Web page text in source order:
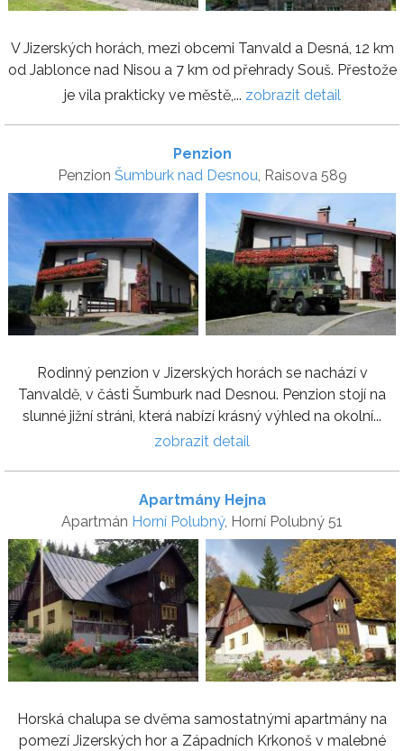
V Jizerských horách, mezi obcemi Tanvald a Desná, 12 km
od Jablonce nad Nisou a 7 km od přehrady Souš. Přestože
je vila prakticky ve městě,... zobrazit detail
Penzion
Penzion Šumburk nad Desnou, Raisova 589
Rodinný penzion v Jizerských horách se nachází v
Tanvaldě, v části Šumburk nad Desnou. Penzion stojí na
slunné jižní stráni, která nabízí krásný výhled na okolní...
zobrazit detail
Apartmány Hejna
Apartmán Horní Polubný, Horní Polubný 51
Horská chalupa se dvěma samostatnými apartmány na
pomezí Jizerských hor a Západních Krkonoš v malebné